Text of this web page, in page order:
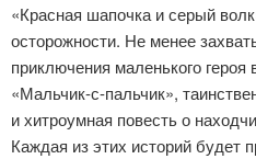
«Красная шапочка и серый
осторожности. Не менее
приключения маленького
«Мальчик-с-пальчик»,
и хитроумная повесть о
Каждая из этих историй будет